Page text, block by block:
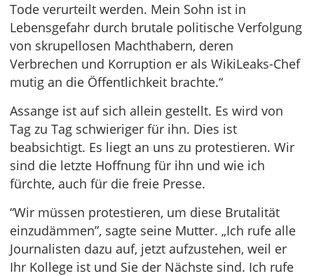
Tode verurteilt werden. Mein Sohn ist in
Lebensgefahr durch brutale politische Verfolgung
von skrupellosen Machthabern, deren
Verbrechen und Korruption er als WikiLeaks-Chef
mutig an die Öffentlichkeit brachte.“
Assange ist auf sich allein gestellt. Es wird von
Tag zu Tag schwieriger für ihn. Dies ist
beabsichtigt. Es liegt an uns zu protestieren. Wir
sind die letzte Hoffnung für ihn und wie ich
fürchte, auch für die freie Presse.
“Wir müssen protestieren, um diese Brutalität
einzudämmen”, sagte seine Mutter. „Ich rufe alle
Journalisten dazu auf, jetzt aufzustehen, weil er
Ihr Kollege ist und Sie der Nächste sind. Ich rufe